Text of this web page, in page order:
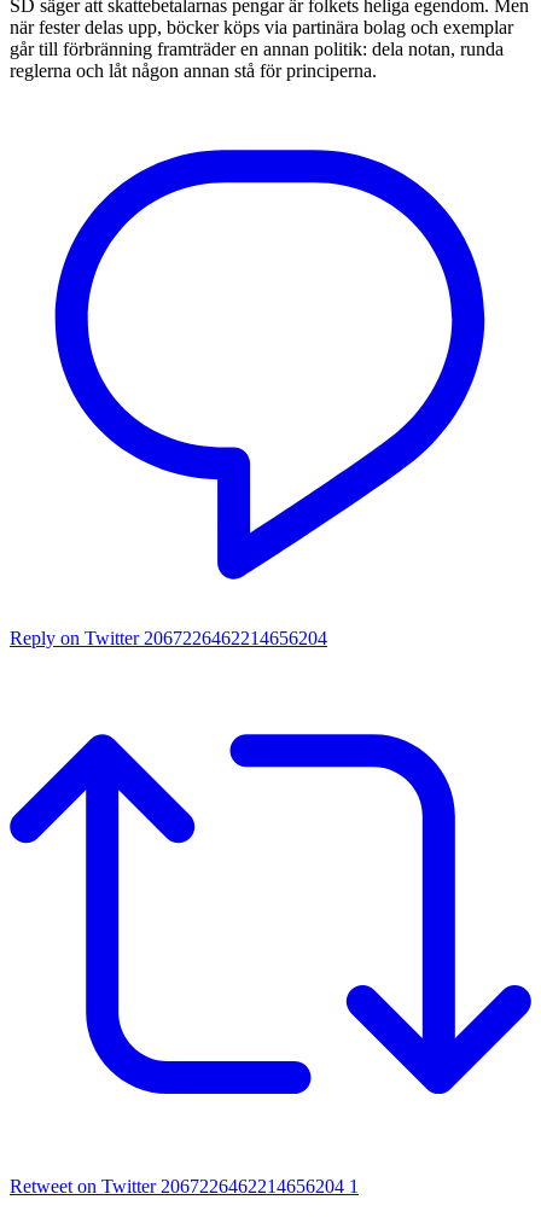
SD säger att skattebetalarnas pengar är folkets heliga egendom. Men
när fester delas upp, böcker köps via partinära bolag och exemplar
går till förbränning framträder en annan politik: dela notan, runda
reglerna och låt någon annan stå för principerna.
Reply on Twitter 2067226462214656204
Retweet on Twitter 2067226462214656204 1